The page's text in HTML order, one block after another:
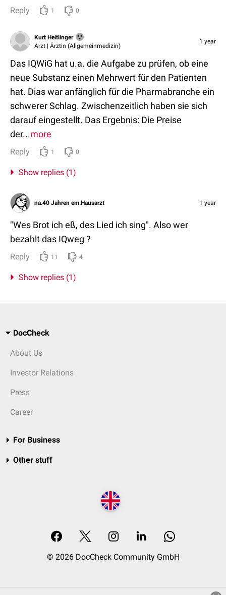
Reply 1 0
Kurt Heitlinger
Arzt | Ärztin (Allgemeinmedizin)
1 year
Das IQWiG hat u.a. die Aufgabe zu prüfen, ob eine
neue Substanz einen Mehrwert für den Patienten
hat. Dias war anfänglich für die Pharmabranche ein
schwerer Schlag. Zwischenzeitlich haben sie sich
darauf eingestellt. Das Ergebnis: Die Preise
der...more
Reply 1 0
Show replies (1)
na.40 Jahren em.Hausarzt 1 year
"Wes Brot ich eß, des Lied ich sing". Also wer
bezahlt das IQweg ?
Reply 11 4
Show replies (1)
DocCheck
About Us
Investor Relations
Press
Career
For Business
Other stuff
© 2026 DocCheck Community GmbH